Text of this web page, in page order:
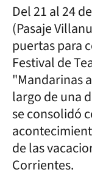
Del 21 al 24
(Pasaje
puertas para
Festival de
"Mandarinas
largo de una
se consolidó
de las
Corrientes.